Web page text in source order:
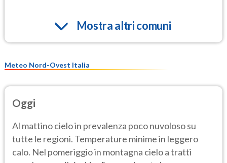
Mostra altri comuni
Meteo Nord-Ovest Italia
Oggi
Al mattino cielo in prevalenza poco nuvoloso su
tutte le regioni. Temperature minime in leggero
calo. Nel pomeriggio in montagna cielo a tratti